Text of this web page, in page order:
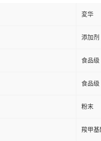
変华
添加剂
食品级
食品级
粉末
羧甲基